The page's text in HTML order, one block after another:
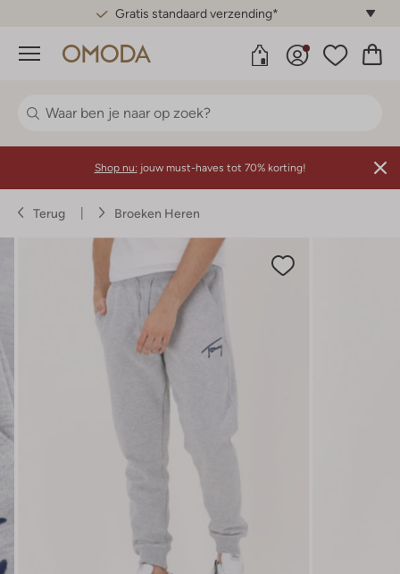
Gratis standaard verzending*
Menu
Shop nu: jouw must-haves tot 70% korting!
Terug Broeken Heren